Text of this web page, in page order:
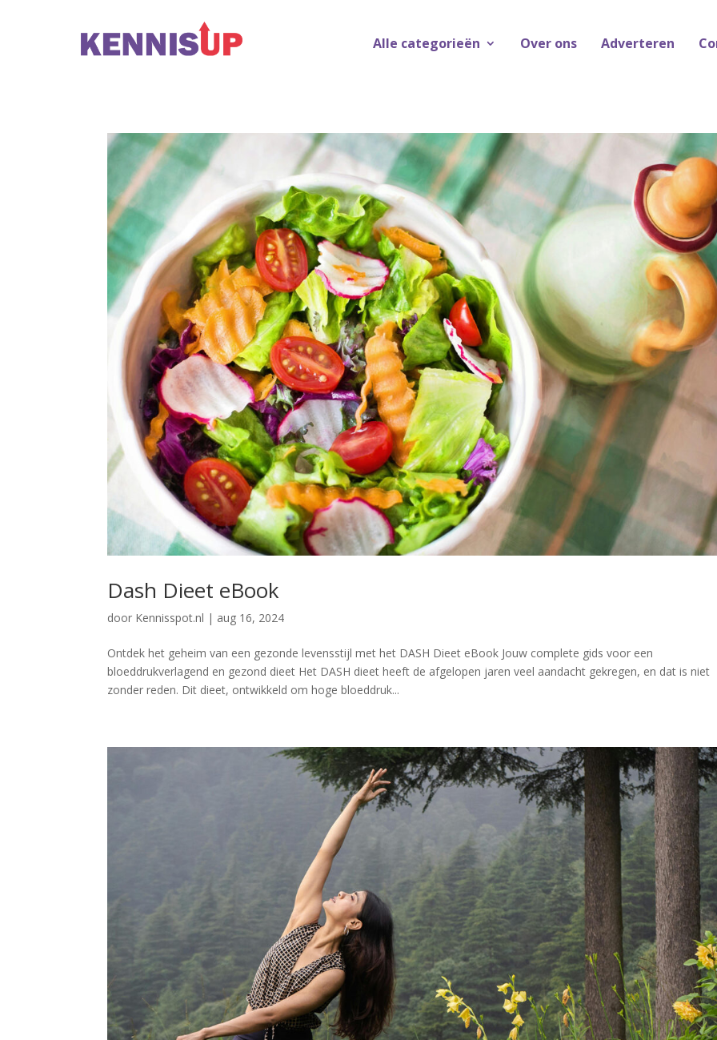
Alle categorieën Over ons Adverteren
Dash Dieet eBook
door Kennisspot.nl | aug 16, 2024
Ontdek het geheim van een gezonde levensstijl met het DASH Dieet eBook Jouw complete gids voor een
bloeddrukverlagend en gezond dieet Het DASH dieet heeft de afgelopen jaren veel aandacht gekregen, en dat is niet
zonder reden. Dit dieet, ontwikkeld om hoge bloeddruk...